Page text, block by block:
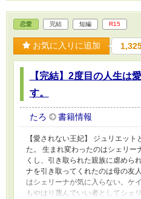
恋愛 完結 短編 R15
お気に入りに追加
【完結】2度目の人生は
す。
たろ 書籍情報
【愛されない王妃】 ジュリエッ
た。 生まれ変わったのはシェリー
くし、引き取られた親族に虐めら
ナを引き取ってくれたのは母の友
はシェリーナが気に入らない。ケ
もやはり蔑んでいい者としてシェ